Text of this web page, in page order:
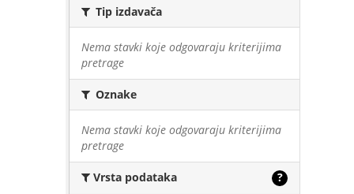
Tip izdavača
Nema stavki koje odgovaraju kriterijima
pretrage
Oznake
Nema stavki koje odgovaraju kriterijima
pretrage
Vrsta podataka ?